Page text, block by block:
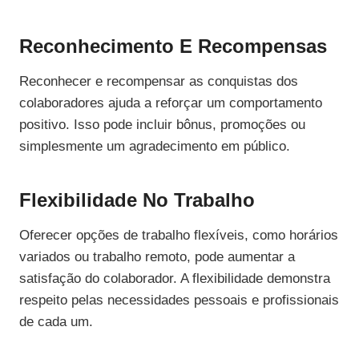
Reconhecimento E Recompensas
Reconhecer e recompensar as conquistas dos
colaboradores ajuda a reforçar um comportamento
positivo. Isso pode incluir bônus, promoções ou
simplesmente um agradecimento em público.
Flexibilidade No Trabalho
Oferecer opções de trabalho flexíveis, como horários
variados ou trabalho remoto, pode aumentar a
satisfação do colaborador. A flexibilidade demonstra
respeito pelas necessidades pessoais e profissionais
de cada um.